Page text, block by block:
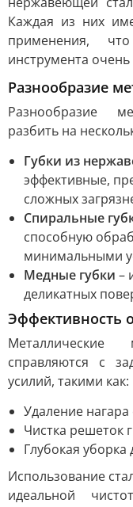
Каждая из них
применения,
инструмента
Разнообразие
Разнообразие
разбить на
Губки из
эффективные,
сложных
Спиральные
способную
минимальными
Медные губки –
деликатных
Эффективность
справляются с
усилий, такими как:
Удаление нагара
Чистка решеток
Глубокая
Использование
идеальной